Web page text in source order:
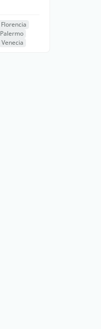
Florencia
Palermo
Venecia